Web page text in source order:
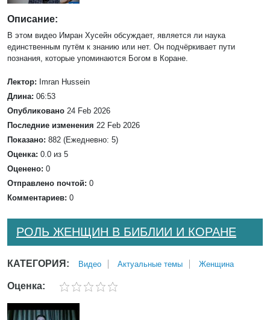
Описание:
В этом видео Имран Хусейн обсуждает, является ли наука
единственным путём к знанию или нет. Он подчёркивает пути
познания, которые упоминаются Богом в Коране.
Лектор: Imran Hussein
Длина: 06:53
Опубликовано 24 Feb 2026
Последние изменения 22 Feb 2026
Показано: 882 (Ежедневно: 5)
Оценка: 0.0 из 5
Оценено: 0
Отправлено почтой: 0
Комментариев: 0
РОЛЬ ЖЕНЩИН В БИБЛИИ И КОРАНЕ
КАТЕГОРИЯ: Bидео Актуальные темы Женщина
Оценка: